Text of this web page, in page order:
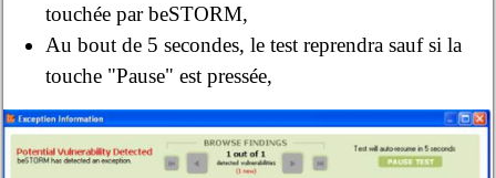
touchée par beSTORM,
Au bout de 5 secondes, le test reprendra sauf si la
touche "Pause" est pressée,